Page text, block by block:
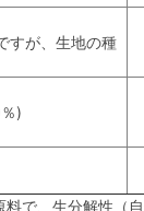
すが、生地の種
)
で、生分解性（